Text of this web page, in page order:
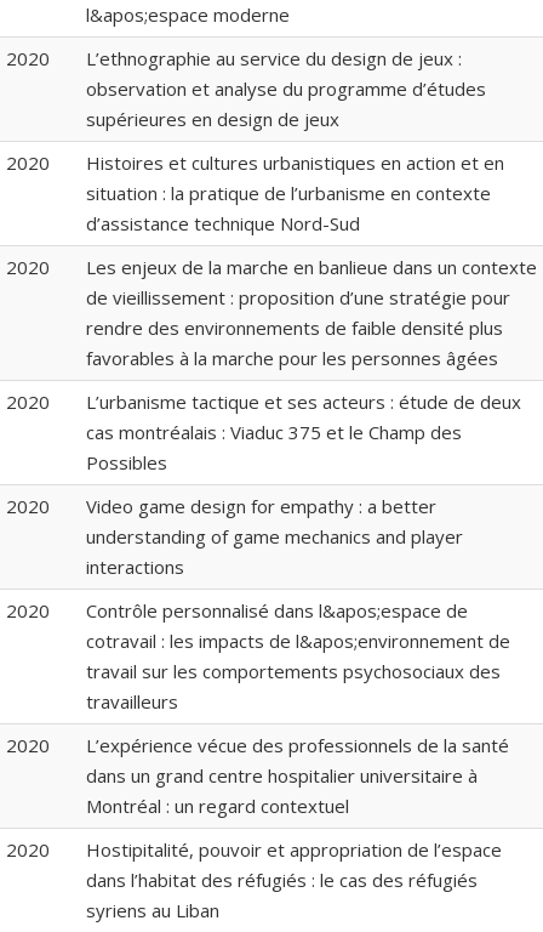
l&apos;espace moderne
2020
L’ethnographie au service du design de jeux :
observation et analyse du programme d’études
supérieures en design de jeux
2020
Histoires et cultures urbanistiques en action et en
situation : la pratique de l’urbanisme en contexte
d’assistance technique Nord-Sud
2020
Les enjeux de la marche en banlieue dans un contexte
de vieillissement : proposition d’une stratégie pour
rendre des environnements de faible densité plus
favorables à la marche pour les personnes âgées
2020
L’urbanisme tactique et ses acteurs : étude de deux
cas montréalais : Viaduc 375 et le Champ des
Possibles
2020
Video game design for empathy : a better
understanding of game mechanics and player
interactions
2020
Contrôle personnalisé dans l&apos;espace de
cotravail : les impacts de l&apos;environnement de
travail sur les comportements psychosociaux des
travailleurs
2020
L’expérience vécue des professionnels de la santé
dans un grand centre hospitalier universitaire à
Montréal : un regard contextuel
2020
Hostipitalité, pouvoir et appropriation de l’espace
dans l’habitat des réfugiés : le cas des réfugiés
syriens au Liban